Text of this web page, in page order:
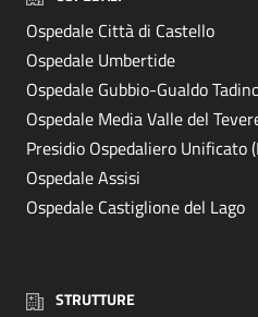
Ospedale Città di Castello
Ospedale Umbertide
Ospedale Gubbio-Gualdo
Ospedale Media Valle del
Presidio Ospedaliero Unificato
Ospedale Assisi
Ospedale Castiglione del Lago
STRUTTURE